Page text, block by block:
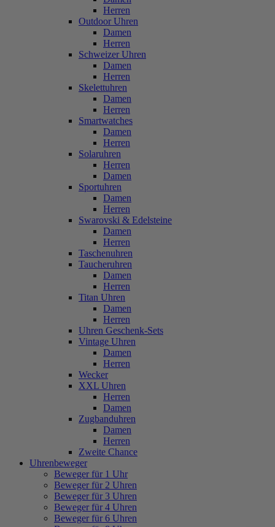
Herren
Outdoor Uhren
Damen
Herren
Schweizer Uhren
Damen
Herren
Skelettuhren
Damen
Herren
Smartwatches
Damen
Herren
Solaruhren
Herren
Damen
Sportuhren
Damen
Herren
Swarovski & Edelsteine
Damen
Herren
Taschenuhren
Taucheruhren
Damen
Herren
Titan Uhren
Damen
Herren
Uhren Geschenk-Sets
Vintage Uhren
Damen
Herren
Wecker
XXL Uhren
Herren
Damen
Zugbanduhren
Damen
Herren
Zweite Chance
Uhrenbeweger
Beweger für 1 Uhr
Beweger für 2 Uhren
Beweger für 3 Uhren
Beweger für 4 Uhren
Beweger für 6 Uhren